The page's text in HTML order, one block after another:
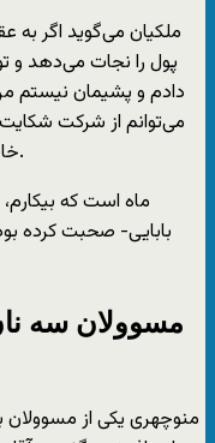
ملکیان می‌گوید اگر به
پول را نجات می‌دهد و
دادم و پشیمان نیستم من
می‌توانم از شرکت
خانواده‌ی من از این کارخانه تامین شده است.
بابایی- صحبت کرده
مسوولان سه‌
منوچهری یکی از